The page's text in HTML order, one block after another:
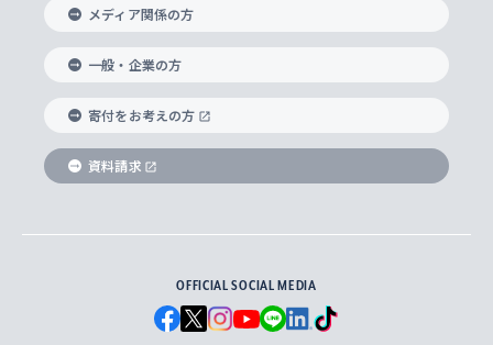
国際教養学部
理工学部
Futures） – 持続可能な未来を考える６学科連携
実践宗教学研究科
総合人間科学研究科
経済学研究科
生涯学習
ヨーロッパ研究所
アジア文化研究所
アメリカ・カナダ研究所
メディア・ジャーナリズム研究所
障がいのある学生への支援
就職（内定先）・進路統計
企業の採用ご担当者様へのご案内
ノンディグリー生
Sophia Short-term Program受講生
学費・奨学金
学部入学前に出願する奨学金
ソフィア・アーカイブズ
上智大学とカトリック
国連Weeks・アフリカWeeks
ダイバーシティ＆サステナビリティへの取り組み
学校法人上智学院について
数字で見る上智大学
上智大学のネットワーク
父母・保証人とのネットワーク
上智大学の出版物
上智大学大学案内・大学院案内
上智大学のビジュアル・アイデンティティ
メディア関係の方
一般・企業の方
寄付をお考えの方
資料請求
OFFICIAL SOCIAL MEDIA